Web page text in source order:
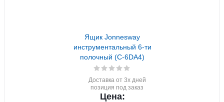
Ящик Jonnesway
инструментальный 6-ти
полочный (C-6DA4)
Доставка от 3х дней
позиция под заказ
Цена: